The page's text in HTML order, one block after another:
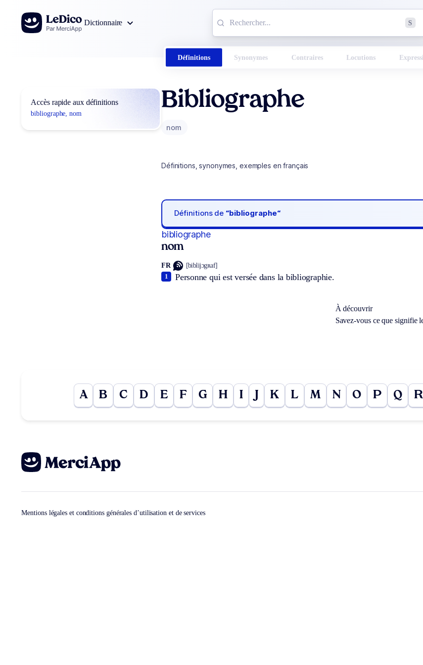
Aller au contenu
Dictionnaire
S
Définitions Synonymes Contraires Locutions
Accès rapide aux définitions
bibliographe, nom
Bibliographe
nom
Définitions, synonymes, exemples en français
Définitions de “bibliographe“
bibliographe
nom
FR [biblijɔgʀaf]
Personne qui est versée dans la bibliographie.
1
À découvrir
Savez-vous ce que signifie
A B C D E F G H I K L M N O P Q R
Mentions légales et conditions générales d’utilisation et de services